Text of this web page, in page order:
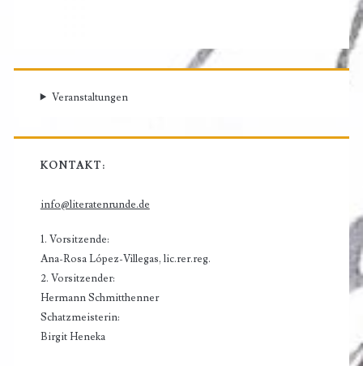
Veranstaltungen
KONTAKT:
info@literatenrunde.de
1. Vorsitzende:
Ana-Rosa López-Villegas, lic.rer.reg.
2. Vorsitzender:
Hermann Schmitthenner
Schatzmeisterin:
Birgit Heneka